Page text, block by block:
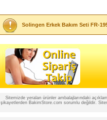
Solingen Erkek Bakım Seti FR-
Sitemizde yeralan ürünler ambalajlarındaki
şikayetlerden BakimStore.com sorumlu değildir.